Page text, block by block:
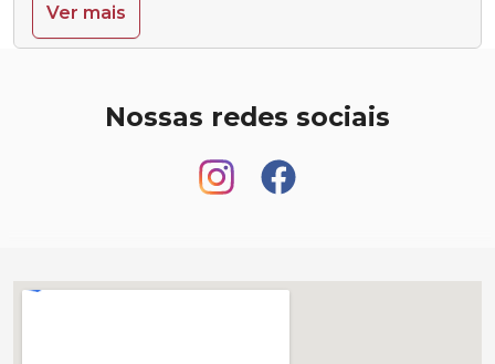
Ver mais
Nossas redes sociais